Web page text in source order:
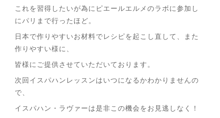
これを習得したいが為にピエールエルメのラボに参加し
にパリまで行ったほど。
日本で作りやすいお材料でレシピを起こし直して、また
作りやすい様に、
皆様にご提供させていただいております。
次回イスパハンレッスンはいつになるかわかりませんの
で、
イスパハン・ラヴァーは是非この機会をお見逃しなく！